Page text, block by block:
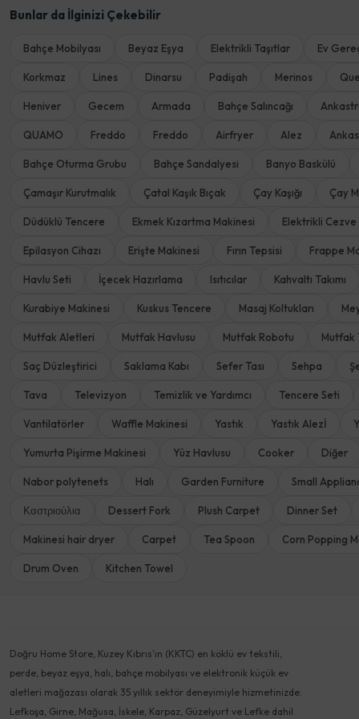
Bunlar da İlginizi Çekebilir
Bahçe Mobilyası Beyaz Eşya Elektrikli Taşıtlar Ev
Korkmaz Lines Dinarsu Padişah Merinos
Heniver Gecem Armada Bahçe Salıncağı
QUAMO Freddo Freddo Airfryer Alez
Bahçe Oturma Grubu Bahçe Sandalyesi Banyo Baskülü
Çamaşır Kurutmalık Çatal Kaşık Bıçak Çay Kaşığı Çay
Düdüklü Tencere Ekmek Kızartma Makinesi Elektrikli Cezve
Epilasyon Cihazı Erişte Makinesi Fırın Tepsisi Frappe
Havlu Seti İçecek Hazırlama Isıtıcılar Kahvaltı Takımı
Kurabiye Makinesi Kuskus Tencere Masaj Koltukları
Mutfak Aletleri Mutfak Havlusu Mutfak Robotu Mutfak
Saç Düzleştirici Saklama Kabı Sefer Tası Sehpa
Tava Televizyon Temizlik ve Yardımcı Tencere Seti
Vantilatörler Waffle Makinesi Yastık Yastık Alezİ
Yumurta Pişirme Makinesi Yüz Havlusu Cooker Diğer
Nabor polytenets Halı Garden Furniture Small
Καστριούλια Dessert Fork Plush Carpet Dinner Set
Makinesi hair dryer Carpet Tea Spoon Corn Popping
Drum Oven Kitchen Towel
Doğru Home Store, Kuzey Kıbrıs'ın (KKTC) en köklü ev tekstili,
perde, beyaz eşya, halı, bahçe mobilyası ve elektronik küçük ev
aletleri mağazası olarak 35 yıllık sektör deneyimiyle hizmetinizde.
Lefkoşa, Girne, Mağusa, İskele, Karpaz, Güzelyurt ve Lefke dahil